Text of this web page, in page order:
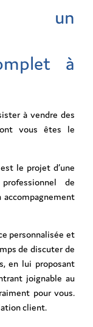
un
à
à vendre des
vous êtes le
le projet d’une
de
accompagnement
personnalisée et
de discuter de
en lui proposant
joignable au
pour vous.
client.